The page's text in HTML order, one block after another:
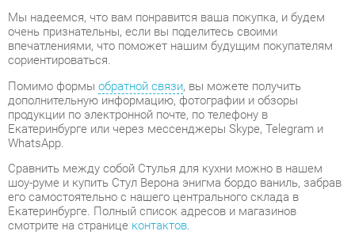
Помимо формы
дополнительную информацию, фотографии и обзоры
продукции по электронной почте, по телефону в
Екатеринбурге или через мессенджеры Skype, Telegram и
WhatsApp.
Cравнить между собой Стулья для кухни можно в нашем
шоу-руме и купить Стул Верона энигма бордо ваниль, забрав
его самостоятельно с нашего центрального склада в
Екатеринбурге. Полный список адресов и магазинов
смотрите на странице
Материал
Велюр
Цвет
Энигма бордо